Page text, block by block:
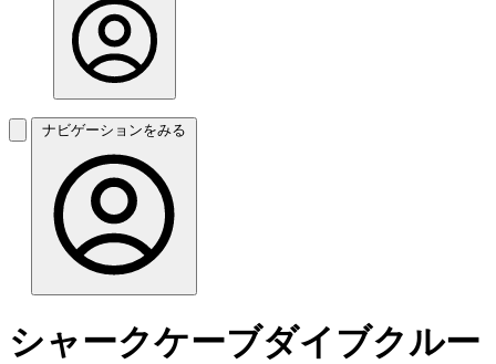
ナビゲーションをみる
シャークケーブダイブクルー